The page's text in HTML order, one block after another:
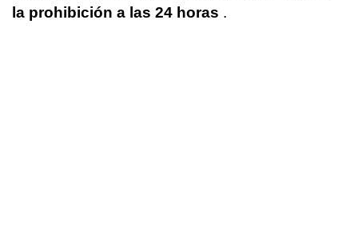
la prohibición a las 24 horas .